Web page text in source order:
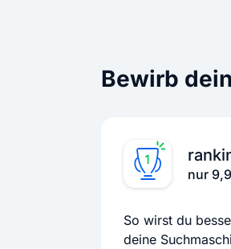
Bewirb
nur
So wirst du
deine